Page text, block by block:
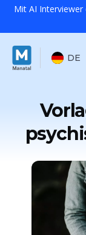
Mit AI Interviewer
DE